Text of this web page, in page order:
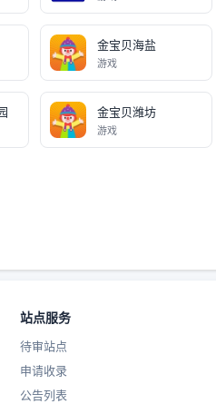
金宝贝海盐
游戏
金宝贝潍坊
游戏
站点服务
待审站点
申请收录
公告列表